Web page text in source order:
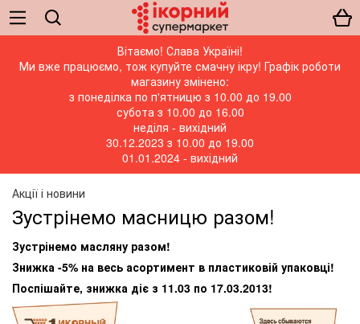
Вітаємо! Слава Україні!
Ми вже працюємо, тож купуйте смачну ікру! Графік роботи
магазину змінено:
з понеділка по п'ятницю з 10.00 до 19.00
субота з 10.00 до 16.00
неділя - вихідний
30.12.2023 з 10.00 до 19.00
01.01.2024 - вихідний
Акції і новини
Зустрінемо масницю разом!
Зустрінемо масляну разом!
Знижка -5% на весь асортимент в пластиковій упаковці!
Поспішайте, знижка діє з 11.03 по 17.03.2013!